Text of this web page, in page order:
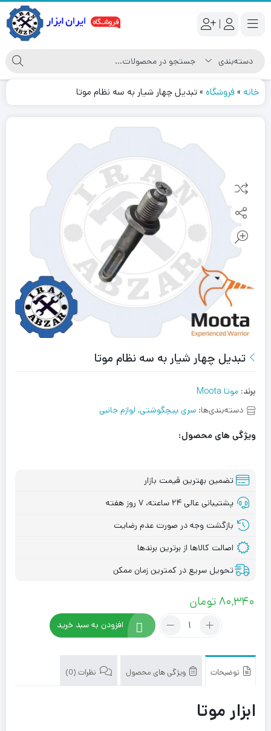
|
خانه »فروشگاه »تبدیل چهار شیار به سه نظام موتا
تبدیل چهار شیار به سه نظام موتا
برند: موتا Moota
دسته‌بندی‌ها: سری پیچگوشتی, لوازم جانبی
ویژگی های محصول:
تضمین بهترین قیمت بازار
پشتیبانی عالی ۲۴ ساعته، ۷ روز هفته
بازگشت وجه در صورت عدم رضایت
اصالت کالاها از برترین برندها
تحویل سریع در کمترین زمان ممکن
80,340تومان
تعداد:
به
موتا
افزودن به سبد خرید
توضیحات ویژگی های محصول نظرات (0)
ابزار موتا